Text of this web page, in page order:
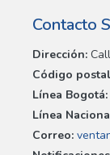
Contacto
Dirección:
Código
Línea Bogotá:
Línea
Correo: